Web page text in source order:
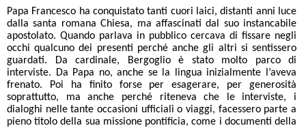
Papa Francesco ha conquistato tanti cuori laici, distanti anni luce
dalla santa romana Chiesa, ma affascinati dal suo instancabile
apostolato. Quando parlava in pubblico cercava di fissare negli
occhi qualcuno dei presenti perché anche gli altri si sentissero
guardati. Da cardinale, Bergoglio è stato molto parco di
interviste. Da Papa no, anche se la lingua inizialmente l’aveva
frenato. Poi ha finito forse per esagerare, per generosità
soprattutto, ma anche perché riteneva che le interviste, i
dialoghi nelle tante occasioni ufficiali o viaggi, facessero parte a
pieno titolo della sua missione pontificia, come i documenti della